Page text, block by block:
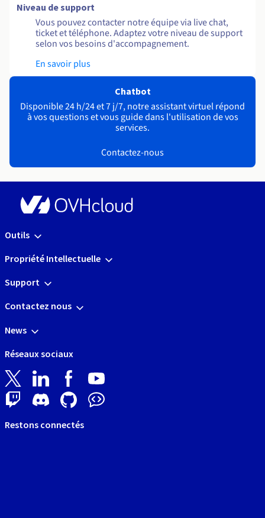
Niveau de support
Vous pouvez contacter notre équipe via live chat,
ticket et téléphone. Adaptez votre niveau de support
selon vos besoins d'accompagnement.
En savoir plus
Chatbot
Disponible 24 h/24 et 7 j/7, notre assistant virtuel répond
à vos questions et vous guide dans l'utilisation de vos
services.
Contactez-nous
Outils
Propriété Intellectuelle
Support
Contactez nous
News
Réseaux sociaux
Restons connectés